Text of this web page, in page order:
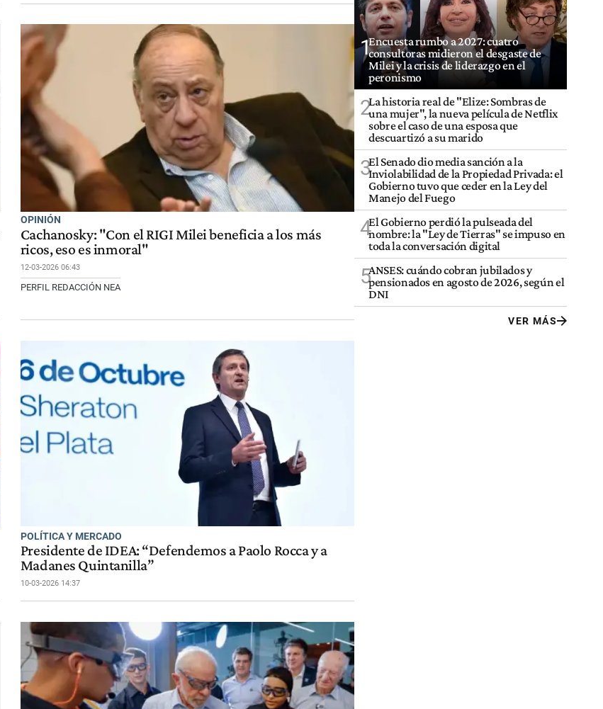
OPINIÓN
Cachanosky: "Con el RIGI Milei beneficia a los más
ricos, eso es inmoral"
12-03-2026 06:43
PERFIL REDACCIÓN NEA
POLÍTICA Y MERCADO
Presidente de IDEA: “Defendemos a Paolo Rocca y a
Madanes Quintanilla”
10-03-2026 14:37
1Encuesta rumbo a 2027: cuatro
consultoras midieron el desgaste de
Milei y la crisis de liderazgo en el
peronismo
2La historia real de "Elize: Sombras de
una mujer", la nueva película de Netflix
sobre el caso de una esposa que
descuartizó a su marido
3El Senado dio media sanción a la
Inviolabilidad de la Propiedad Privada: el
Gobierno tuvo que ceder en la Ley del
Manejo del Fuego
4El Gobierno perdió la pulseada del
nombre: la "Ley de Tierras" se impuso en
toda la conversación digital
5ANSES: cuándo cobran jubilados y
pensionados en agosto de 2026, según el
DNI
VER MÁS